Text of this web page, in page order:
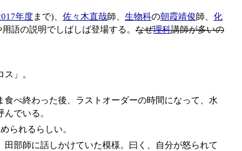
年度まで)、 佐々木直哉師、 生物科の朝霞靖俊師、 化
語の説明でしばしば登場する。なぜ理科講師が多いの
」。
べ終わった後、ラストオーダーの時間になって、水
でいる。
られるらしい。
部師に話しかけていた模様。曰く、自分が怒られて